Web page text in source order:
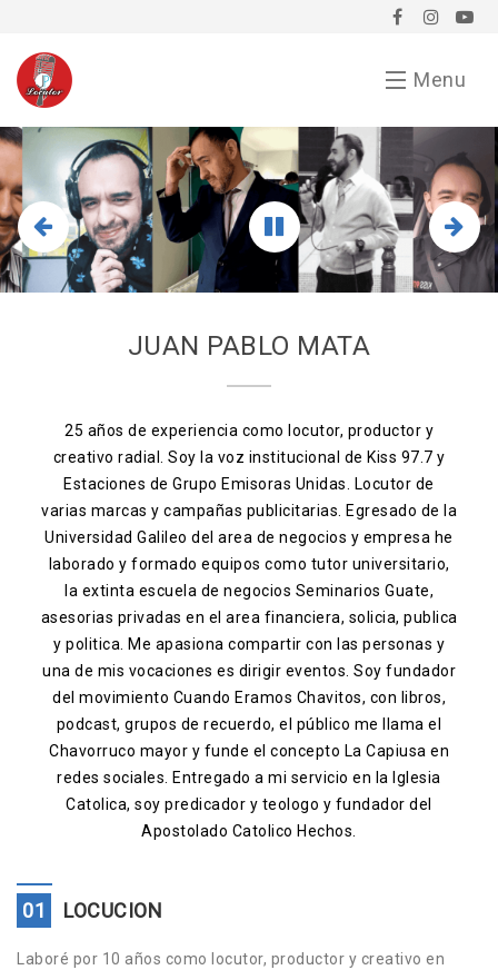
Menu
Inicio
Demo
Chavorrucadas
Anunciarse conmigo
Contacto
JUAN PABLO MATA
25 años de experiencia como locutor, productor y
creativo radial. Soy la voz institucional de Kiss 97.7 y
Estaciones de Grupo Emisoras Unidas. Locutor de
varias marcas y campañas publicitarias. Egresado de la
Universidad Galileo del area de negocios y empresa he
laborado y formado equipos como tutor universitario,
la extinta escuela de negocios Seminarios Guate,
asesorias privadas en el area financiera, solicia, publica
y politica. Me apasiona compartir con las personas y
una de mis vocaciones es dirigir eventos. Soy fundador
del movimiento Cuando Eramos Chavitos, con libros,
podcast, grupos de recuerdo, el público me llama el
Chavorruco mayor y funde el concepto La Capiusa en
redes sociales. Entregado a mi servicio en la Iglesia
Catolica, soy predicador y teologo y fundador del
Apostolado Catolico Hechos.
01 LOCUCION
Laboré por 10 años como locutor, productor y creativo en